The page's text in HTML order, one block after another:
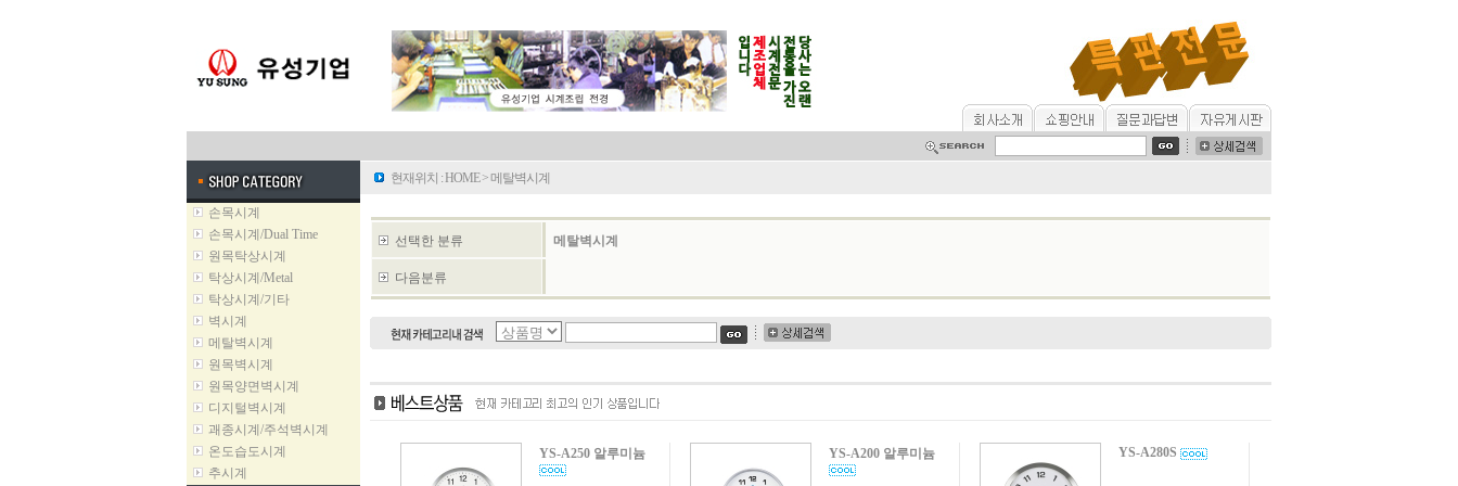
손목시계
손목시계/Dual Time
원목탁상시계
탁상시계/Metal
탁상시계/기타
벽시계
메탈벽시계
원목벽시계
원목양면벽시계
디지털벽시계
괘종시계/주석벽시계
온도습도시계
추시계
현재위치 :HOME >메탈벽시계
선택한 분류 메탈벽시계
다음분류
YS-A250 알루미늄 YS-A200 알루미늄 YS-A280S